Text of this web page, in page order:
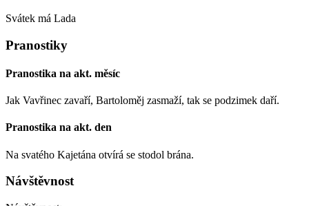
Svátek má Lada
Pranostiky
Pranostika na akt. měsíc
Jak Vavřinec zavaří, Bartoloměj zasmaží, tak se podzimek daří.
Pranostika na akt. den
Na svatého Kajetána otvírá se stodol brána.
Návštěvnost